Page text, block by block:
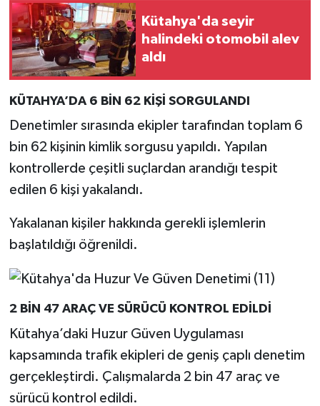
Kütahya'da seyir
halindeki otomobil alev
aldı
KÜTAHYA’DA 6 BİN 62 KİŞİ SORGULANDI
Denetimler sırasında ekipler tarafından toplam 6
bin 62 kişinin kimlik sorgusu yapıldı. Yapılan
kontrollerde çeşitli suçlardan arandığı tespit
edilen 6 kişi yakalandı.
Yakalanan kişiler hakkında gerekli işlemlerin
başlatıldığı öğrenildi.
2 BİN 47 ARAÇ VE SÜRÜCÜ KONTROL EDİLDİ
Kütahya’daki Huzur Güven Uygulaması
kapsamında trafik ekipleri de geniş çaplı denetim
gerçekleştirdi. Çalışmalarda 2 bin 47 araç ve
sürücü kontrol edildi.
İlçeler
Köşe Yazıları
Kütahya
Magazin
Otomobil
Politika
Resmi İlan
Rüya Tabirleri
Sağlık